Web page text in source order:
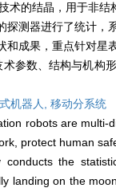
术的结晶，用于非
测器进行了统计
成果，重点针对
参数、结构与机构
机器人, 移动分系统
robots are
protect human
the
landing on the